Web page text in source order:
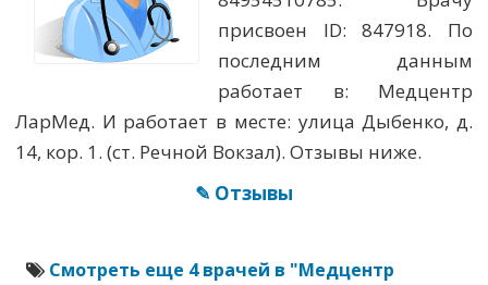
присвоен ID: 847918. По
последним данным
работает в: Медцентр
ЛарМед. И работает в месте: улица Дыбенко, д.
14, кор. 1. (ст. Речной Вокзал). Отзывы ниже.
✎ Отзывы
Смотреть еще 4 врачей в "Медцентр